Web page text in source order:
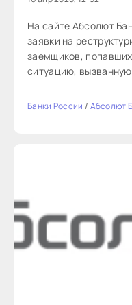
На сайте Абсолют
заявки на
заемщиков,
ситуацию,
Банки России / Абсолют